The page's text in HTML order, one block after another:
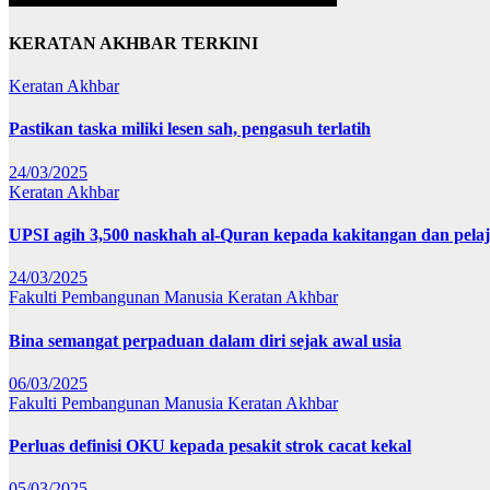
KERATAN AKHBAR TERKINI
Keratan Akhbar
Pastikan taska miliki lesen sah, pengasuh terlatih
24/03/2025
Keratan Akhbar
UPSI agih 3,500 naskhah al-Quran kepada kakitangan dan
24/03/2025
Fakulti Pembangunan Manusia Keratan Akhbar
Bina semangat perpaduan dalam diri sejak awal usia
06/03/2025
Fakulti Pembangunan Manusia Keratan Akhbar
Perluas definisi OKU kepada pesakit strok cacat kekal